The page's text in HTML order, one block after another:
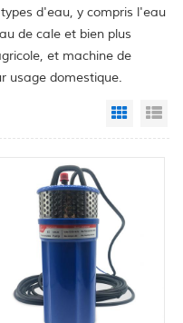
d'eau, y compris l'eau
de cale et bien plus
et machine de
usage domestique.
Grid